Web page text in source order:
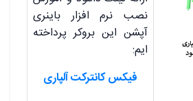
نصب نرم افزار باینری
آپشن این بروکر پرداخته
ایم:
فیکس کانترکت آلپاری